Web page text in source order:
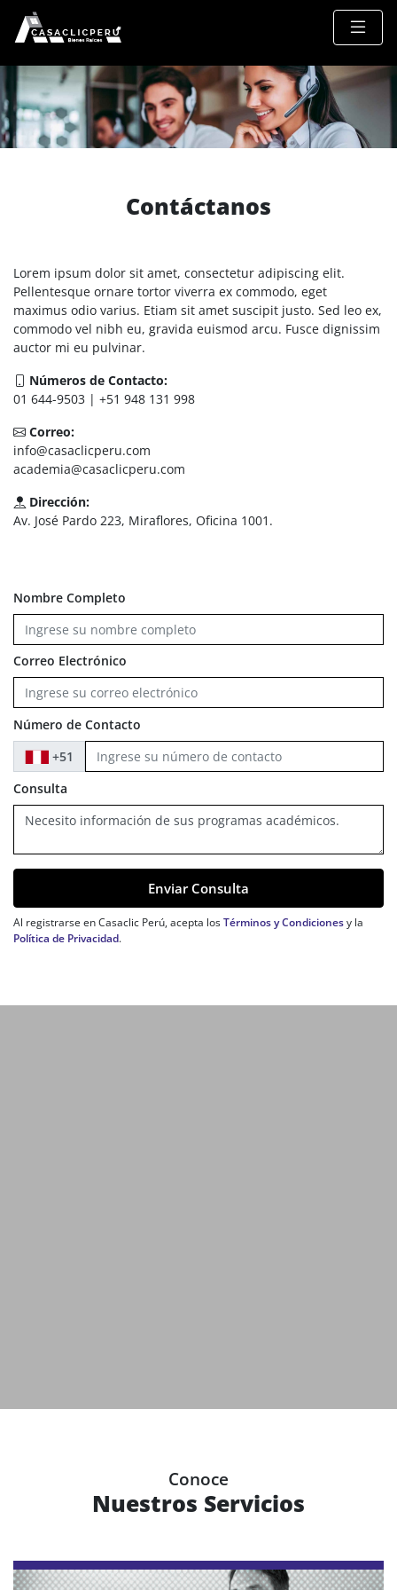
Contáctanos
Lorem ipsum dolor sit amet, consectetur adipiscing elit.
Pellentesque ornare tortor viverra ex commodo, eget
maximus odio varius. Etiam sit amet suscipit justo. Sed leo ex,
commodo vel nibh eu, gravida euismod arcu. Fusce dignissim
auctor mi eu pulvinar.
Números de Contacto:
01 644-9503 | +51 948 131 998
Correo:
info@casaclicperu.com
academia@casaclicperu.com
Dirección:
Av. José Pardo 223, Miraflores, Oficina 1001.
Nombre Completo
Correo Electrónico
Número de Contacto
+51
Consulta
Enviar Consulta
Al registrarse en Casaclic Perú, acepta losTérminos y Condicionesy la
Política de Privacidad.
Conoce
Nuestros Servicios